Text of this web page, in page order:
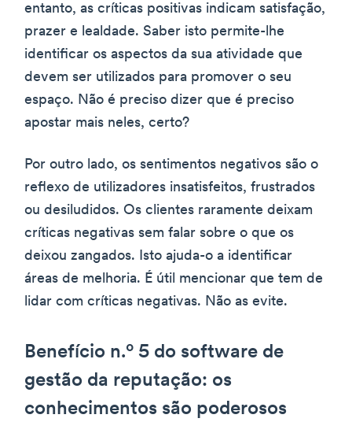
entanto, as críticas positivas indicam satisfação,
prazer e lealdade. Saber isto permite-lhe
identificar os aspectos da sua atividade que
devem ser utilizados para promover o seu
espaço. Não é preciso dizer que é preciso
apostar mais neles, certo?
Por outro lado, os sentimentos negativos são o
reflexo de utilizadores insatisfeitos, frustrados
ou desiludidos. Os clientes raramente deixam
críticas negativas sem falar sobre o que os
deixou zangados. Isto ajuda-o a identificar
áreas de melhoria. É útil mencionar que tem de
lidar com críticas negativas. Não as evite.
Benefício n.º 5 do software de
gestão da reputação: os
conhecimentos são poderosos